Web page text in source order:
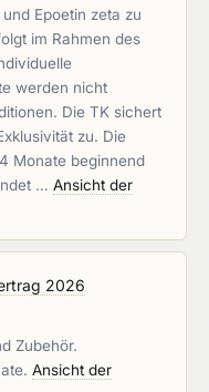
Epoetin zeta zu
im Rahmen des
werden nicht
Die TK sichert
zu. Die
Monate beginnend
… Ansicht der
2026
Zubehör.
Ansicht der